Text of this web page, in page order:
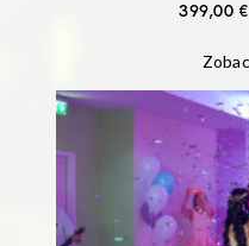
399,00 €